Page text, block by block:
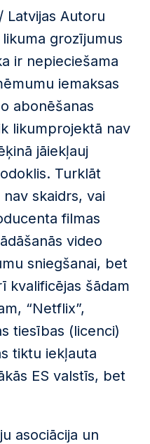
Latvijas Autoru
grozījumus
ir nepieciešama
iemaksas
abonēšanas
likumprojektā nav
jāiekļauj
Turklāt
skaidrs, vai
filmas
video
sniegšanai, bet
kvalificējas šādam
“Netflix”,
tiesības (licenci)
tiktu iekļauta
ES valstīs, bet
asociācija un